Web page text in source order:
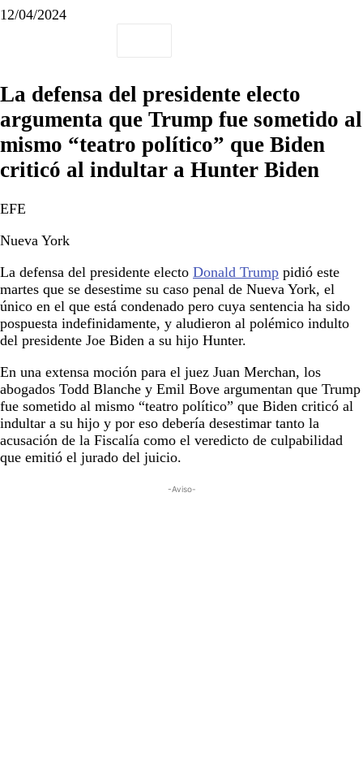
12/04/2024
La defensa del presidente electo
argumenta que Trump fue sometido al
mismo “teatro político” que Biden
criticó al indultar a Hunter Biden
EFE
Nueva York
La defensa del presidente electo Donald Trump pidió este
martes que se desestime su caso penal de Nueva York, el
único en el que está condenado pero cuya sentencia ha sido
pospuesta indefinidamente, y aludieron al polémico indulto
del presidente Joe Biden a su hijo Hunter.
En una extensa moción para el juez Juan Merchan, los
abogados Todd Blanche y Emil Bove argumentan que Trump
fue sometido al mismo “teatro político” que Biden criticó al
indultar a su hijo y por eso debería desestimar tanto la
acusación de la Fiscalía como el veredicto de culpabilidad
que emitió el jurado del juicio.
-Aviso-